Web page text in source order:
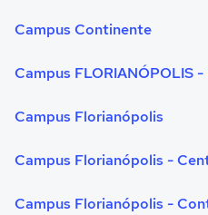
Campus Continente
Campus FLORIANÓPOLIS -
Campus Florianópolis
Campus Florianópolis -
Campus Florianópolis -